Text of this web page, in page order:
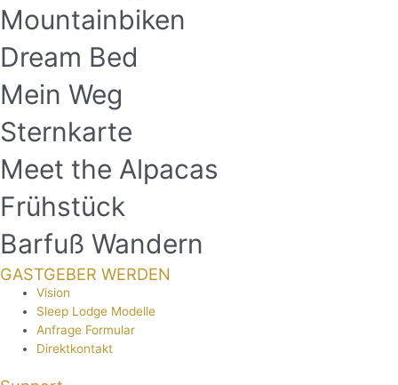
Mountainbiken
Dream Bed
Mein Weg
Sternkarte
Meet the Alpacas
Frühstück
Barfuß Wandern
GASTGEBER WERDEN
Vision
Sleep Lodge Modelle
Anfrage Formular
Direktkontakt